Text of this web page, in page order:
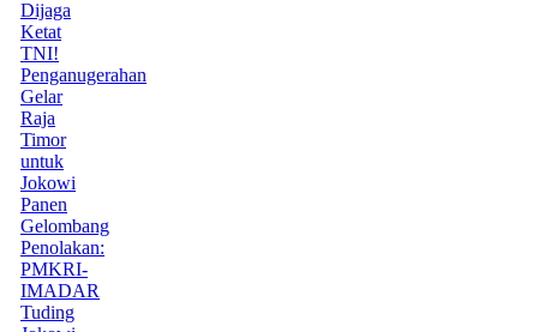
Dijaga
Ketat
TNI!
Penganugerahan
Gelar
Raja
Timor
untuk
Jokowi
Panen
Gelombang
Penolakan:
PMKRI-
IMADAR
Tuding